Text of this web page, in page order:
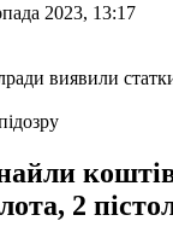
2023, 13:17
2